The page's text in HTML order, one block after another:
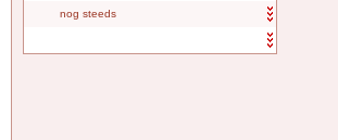
nog steeds